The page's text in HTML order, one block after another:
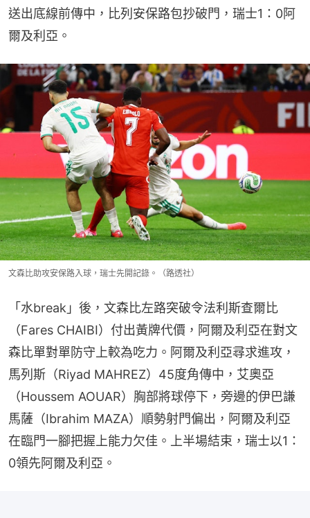
送出底線前傳中，比列安保路包抄破門，瑞士1：0阿
爾及利亞。
文森比助攻安保路入球，瑞士先開記錄。（路透社）
「水break」後，文森比左路突破令法利斯查爾比
（Fares CHAIBI）付出黃牌代價，阿爾及利亞在對文
森比單對單防守上較為吃力。阿爾及利亞尋求進攻，
馬列斯（Riyad MAHREZ）45度角傳中，艾奧亞
（Houssem AOUAR）胸部將球停下，旁邊的伊巴謙
馬薩（Ibrahim MAZA）順勢射門偏出，阿爾及利亞
在臨門一腳把握上能力欠佳。上半場結束，瑞士以1：
0領先阿爾及利亞。